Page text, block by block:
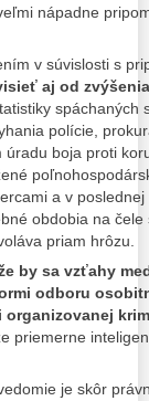
nápadne
v súvislosti s
aj od
spáchaných
polície,
boja proti
a v
obdobia na
priam hrôzu.
by sa vzťahy
odboru
priemerne
je skôr